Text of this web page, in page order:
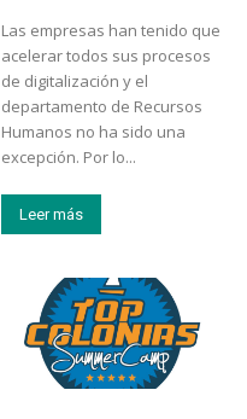
Las empresas han tenido que
acelerar todos sus procesos
de digitalización y el
departamento de Recursos
Humanos no ha sido una
excepción. Por lo...
Leer más